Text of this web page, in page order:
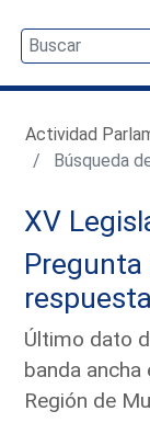
Actividad
Búsqueda
XV
Último dato
banda ancha
Región de